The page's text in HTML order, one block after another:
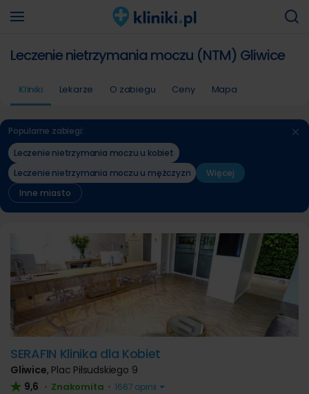
Leczenie nietrzymania moczu (NTM) Gliwice
Kliniki Lekarze O zabiegu Ceny Mapa
Popularne zabiegi:
Leczenie nietrzymania moczu u kobiet
Leczenie nietrzymania moczu u mężczyzn
Więcej
Inne miasto
SERAFIN Klinika dla Kobiet
Gliwice, Plac Piłsudskiego 9
9,6 • Znakomita • 1667 opinii